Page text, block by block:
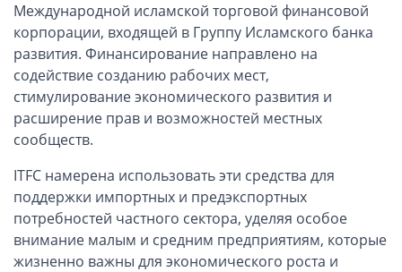
Платежная система Великобритании
Платежная система Маврикия
Платежная система Казахстана
ОАЭ, Дубай (компания и счёт)
ОАЭ, Аджман (компания и счёт)
Оффшоры в Панаме
Оффшоры на Сейшелах
Турция (компания и счёт)
Счёт и карта в Турции для физлиц
Cчёт в Турции для компании
Международной исламской торговой финансовой
корпорации, входящей в Группу Исламского банка
развития. Финансирование направлено на
содействие созданию рабочих мест,
стимулирование экономического развития и
расширение прав и возможностей местных
сообществ.
ITFC намерена использовать эти средства для
поддержки импортных и предэкспортных
потребностей частного сектора, уделяя особое
внимание малым и средним предприятиям, которые
жизненно важны для экономического роста и